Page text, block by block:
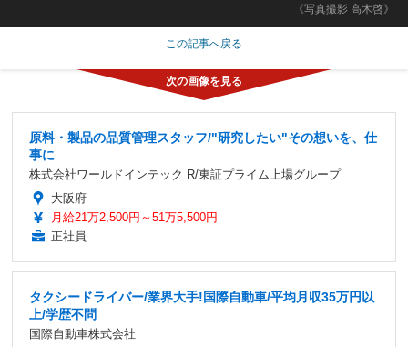
《写真撮影 高木啓》
この記事へ戻る
原料・製品の品質管理スタッフ/"研究したい"その想いを、仕
事に
株式会社ワールドインテック R/東証プライム上場グループ
大阪府
月給21万2,500円～51万5,500円
正社員
タクシードライバー/業界大手!国際自動車/平均月収35万円以
上/学歴不問
国際自動車株式会社